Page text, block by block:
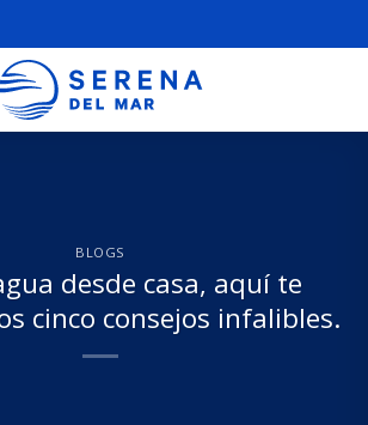
BLOGS
desde casa, aquí te
cinco consejos infalibles.